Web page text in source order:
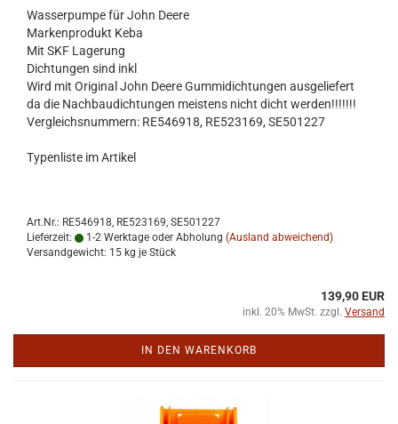
Was­ser­pum­pe für John Deere
Mar­ken­pro­dukt Keba
Mit SKF La­ge­rung
Dich­tun­gen sind inkl
Wird mit Ori­gi­nal John Deere Gum­mi­dich­tun­gen aus­ge­lie­fert
da die Nach­bau­dich­tun­gen meis­tens nicht dicht wer­den!!!!!!!
Ver­gleichs­num­mern: RE546918, RE523169, SE501227
Ty­pen­lis­te im Ar­ti­kel
Art.Nr.: RE546918, RE523169, SE501227
Lieferzeit:
1-2 Werktage oder Abholung (Ausland abweichend)
Versandgewicht: 15 kg je Stück
139,90 EUR
inkl. 20% MwSt. zzgl. Versand
IN DEN WARENKORB